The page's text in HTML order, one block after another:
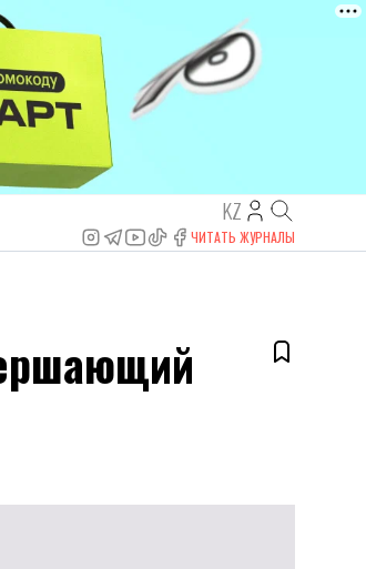
KZ
ЧИТАТЬ ЖУРНАЛЫ